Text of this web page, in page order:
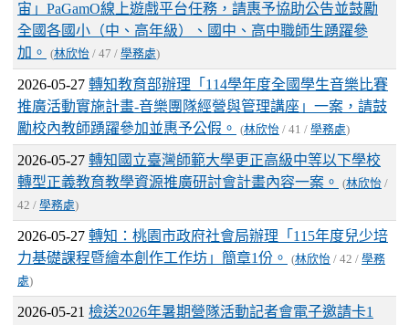
宙」PaGamO線上遊戲平台任務，請惠予協助公告並鼓勵
全國各國小（中、高年級）、國中、高中職師生踴躍參
加。
(林欣怡 / 47 / 學務處)
2026-05-27 轉知教育部辦理「114學年度全國學生音樂比賽
推廣活動實施計畫-音樂團隊經營與管理講座」一案，請鼓
勵校內教師踴躍參加並惠予公假。
(林欣怡 / 41 / 學務處)
2026-05-27 轉知國立臺灣師範大學更正高級中等以下學校
轉型正義教育教學資源推廣研討會計畫內容一案。
(林欣怡 /
42 / 學務處)
2026-05-27 轉知：桃園市政府社會局辦理「115年度兒少培
力基礎課程暨繪本創作工作坊」簡章1份。
(林欣怡 / 42 / 學務
處)
2026-05-21 檢送2026年暑期營隊活動記者會電子邀請卡1